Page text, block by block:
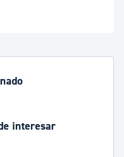
interesar